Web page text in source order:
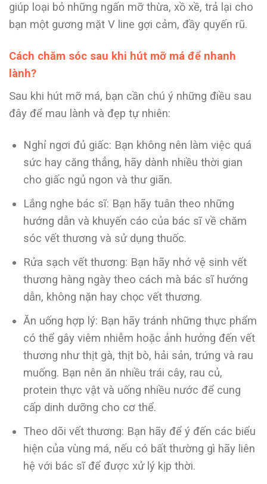
giúp loại bỏ những ngấn mỡ thừa, xồ xề, trả lại cho
bạn một gương mặt V line gợi cảm, đầy quyến rũ.
Cách chăm sóc sau khi hút mỡ má để nhanh
lành?
Sau khi hút mỡ má, bạn cần chú ý những điều sau
đây để mau lành và đẹp tự nhiên:
Nghỉ ngơi đủ giấc: Bạn không nên làm việc quá
sức hay căng thẳng, hãy dành nhiều thời gian
cho giấc ngủ ngon và thư giãn.
Lắng nghe bác sĩ: Bạn hãy tuân theo những
hướng dẫn và khuyến cáo của bác sĩ về chăm
sóc vết thương và sử dụng thuốc.
Rửa sạch vết thương: Bạn hãy nhớ vệ sinh vết
thương hàng ngày theo cách mà bác sĩ hướng
dẫn, không nặn hay chọc vết thương.
Ăn uống hợp lý: Bạn hãy tránh những thực phẩm
có thể gây viêm nhiễm hoặc ảnh hưởng đến vết
thương như thịt gà, thịt bò, hải sản, trứng và rau
muống. Bạn nên ăn nhiều trái cây, rau củ,
protein thực vật và uống nhiều nước để cung
cấp dinh dưỡng cho cơ thể.
Theo dõi vết thương: Bạn hãy để ý đến các biểu
hiện của vùng má, nếu có bất thường gì hãy liên
hệ với bác sĩ để được xử lý kịp thời.